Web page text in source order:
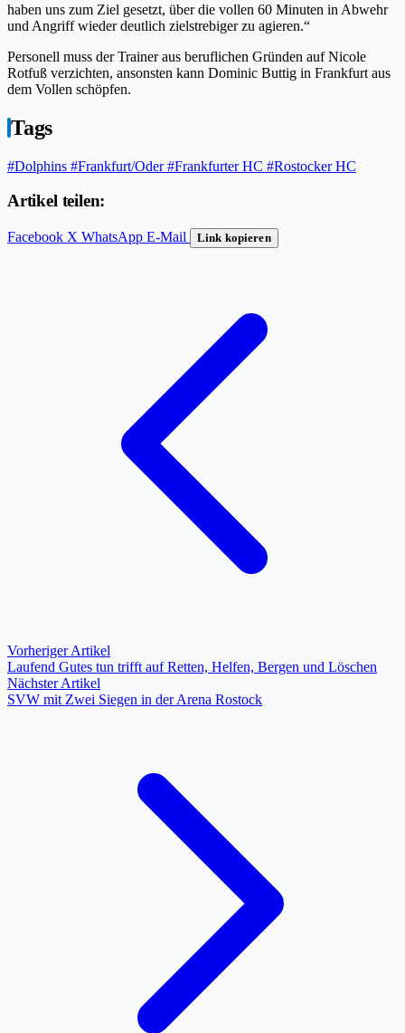
haben uns zum Ziel gesetzt, über die vollen 60 Minuten in Abwehr
und Angriff wieder deutlich zielstrebiger zu agieren.“
Personell muss der Trainer aus beruflichen Gründen auf Nicole
Rotfuß verzichten, ansonsten kann Dominic Buttig in Frankfurt aus
dem Vollen schöpfen.
Tags
#Dolphins #Frankfurt/Oder#Frankfurter HC #Rostocker HC
Artikel teilen:
Facebook X WhatsApp E-Mail Link kopieren
Vorheriger Artikel
Laufend Gutes tun trifft auf Retten, Helfen, Bergen und Löschen
Nächster Artikel
SVW mit Zwei Siegen in der Arena Rostock